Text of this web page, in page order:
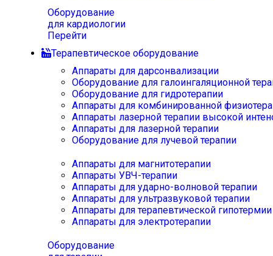
Оборудование
для кардиологии
Перейти
Терапевтическое оборудование
Аппараты для дарсонвализации
Оборудование для галоингаляционной
Оборудование для гидротерапии
Аппараты для комбинированной
Аппараты лазерной терапии высокой
Аппараты для лазерной терапии
Оборудование для лучевой терапии
Аппараты для магнитотерапии
Аппараты УВЧ-терапии
Аппараты для ударно-волновой терапии
Аппараты для ультразвуковой терапии
Аппараты для терапевтической
Аппараты для электротерапии
Оборудование